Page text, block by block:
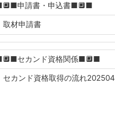
申請書・申込書■🔲■
取材申請書
セカンド資格関係■🔲■
セカンド資格取得の流れ202504